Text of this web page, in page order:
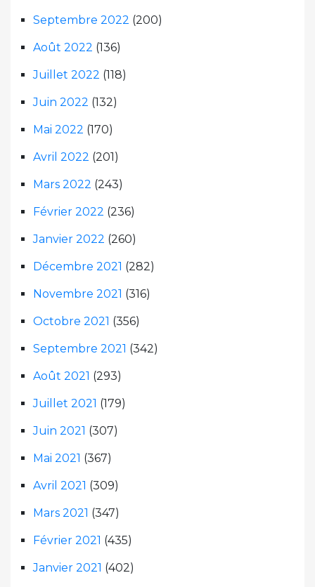
Septembre 2022 (200)
Août 2022 (136)
Juillet 2022 (118)
Juin 2022 (132)
Mai 2022 (170)
Avril 2022 (201)
Mars 2022 (243)
Février 2022 (236)
Janvier 2022 (260)
Décembre 2021 (282)
Novembre 2021 (316)
Octobre 2021 (356)
Septembre 2021 (342)
Août 2021 (293)
Juillet 2021 (179)
Juin 2021 (307)
Mai 2021 (367)
Avril 2021 (309)
Mars 2021 (347)
Février 2021 (435)
Janvier 2021 (402)